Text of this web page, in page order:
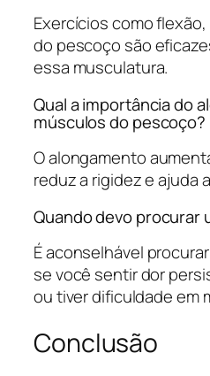
Exercícios como
do pescoço são
essa musculatura.
Qual a importância do
músculos do pescoço?
O alongamento
reduz a rigidez e ajuda
Quando devo procurar
É aconselhável
se você sentir dor
ou tiver dificuldade em
Conclusão